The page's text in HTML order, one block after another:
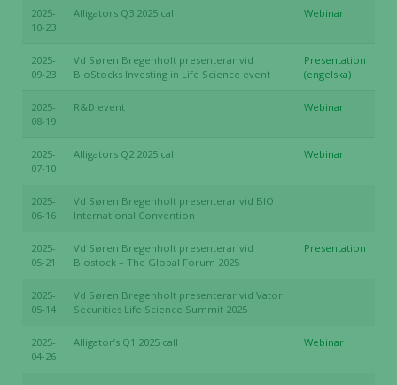
2025-
10-23
Alligators Q3 2025 call Webinar
2025-
09-23
Vd Søren Bregenholt presenterar vid
BioStocks Investing in Life Science event
Presentation
(engelska)
2025-
08-19
R&D event Webinar
2025-
07-10
Alligators Q2 2025 call Webinar
2025-
06-16
Vd Søren Bregenholt presenterar vid BIO
International Convention
2025-
05-21
Vd Søren Bregenholt presenterar vid
Biostock – The Global Forum 2025
Presentation
2025-
05-14
Vd Søren Bregenholt presenterar vid Vator
Securities Life Science Summit 2025
2025-
04-26
Alligator’s Q1 2025 call Webinar